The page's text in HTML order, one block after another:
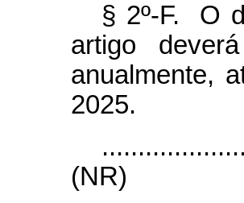
§ 2º-F. O
artigo
anualmente,
2025.
(NR)